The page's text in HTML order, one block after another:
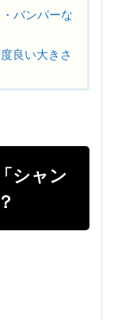
バンパーな
良い大きさ
シャン